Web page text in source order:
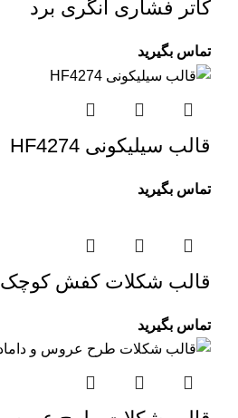
کاتر فشاری انگری برد
تماس بگیرید
قالب سیلیکونی HF4274
تماس بگیرید
قالب شکلات کفش کوچک PC-30AZ
تماس بگیرید